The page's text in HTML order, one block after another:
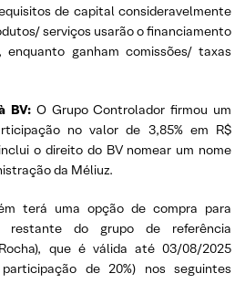
de capital consideravelmente
serviços usarão o financiamento
ganham comissões/ taxas
BV: O Grupo Controlador firmou um
no valor de 3,85% em R$
o direito do BV nomear um nome
da Méliuz.
terá uma opção de compra para
restante do grupo de referência
que é válida até 03/08/2025
de 20%) nos seguintes